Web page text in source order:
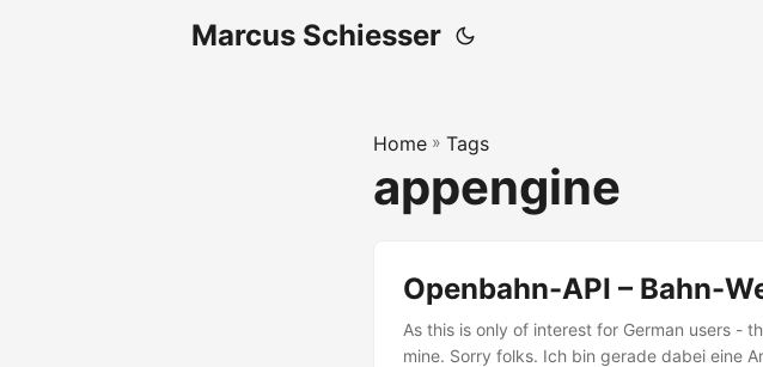
Marcus Schiesser
Home » Tags
appengine
Openbahn-API – Bahn-
As this is only of interest for German users -
mine. Sorry folks. Ich bin gerade dabei eine